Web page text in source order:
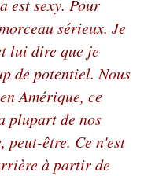
est sexy. Pour
sérieux. Je
lui dire que je
de potentiel. Nous
Amérique, ce
plupart de nos
peut-être. Ce n'est
à partir de